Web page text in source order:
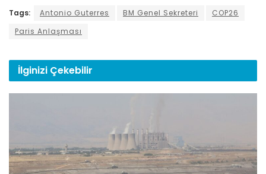
Tags: Antonio Guterres BM Genel Sekreteri
COP26
Paris Anlaşması
İlginizi Çekebilir